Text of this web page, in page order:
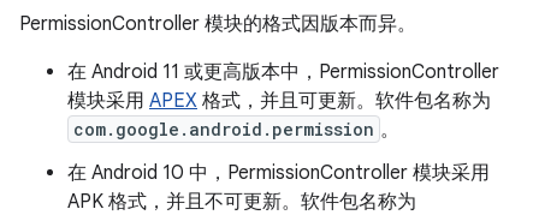
PermissionController 模块的格式因版本而异。
在 Android 11 或更高版本中，PermissionController
模块采用 APEX 格式，并且可更新。软件包名称为
com.google.android.permission 。
在 Android 10 中，PermissionController 模块采用
APK 格式，并且不可更新。软件包名称为